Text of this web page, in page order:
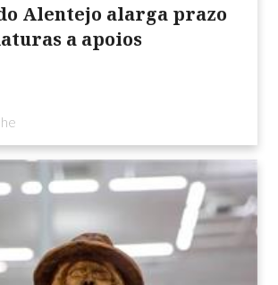
Alentejo alarga prazo
a apoios